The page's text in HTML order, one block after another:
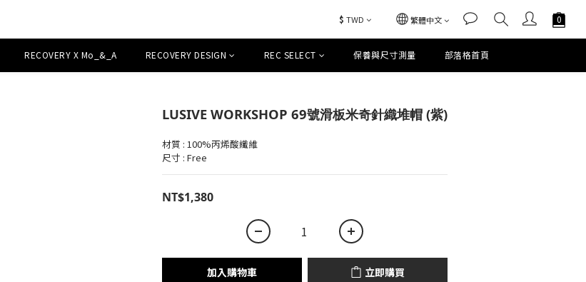
$ TWD 繁體中文
RECOVERY X Mo_&_A RECOVERY DESIGN REC SELECT 保養與尺寸測量 部落格首頁
LUSIVE WORKSHOP 69號滑板米奇針織堆帽 (紫)
材質 : 100%丙烯酸纖維
尺寸 : Free
NT$1,380
加入購物車 立即購買